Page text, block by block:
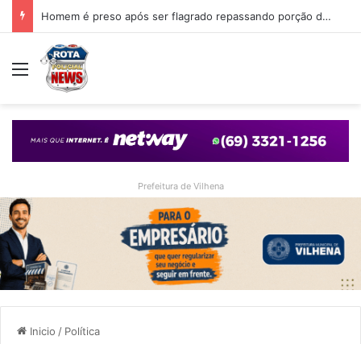
Homem é preso após ser flagrado repassando porção de maconha a garoto de 14 anos em praça de Vilhena
Menu
Prefeitura de Vilhena
Inicio / Política